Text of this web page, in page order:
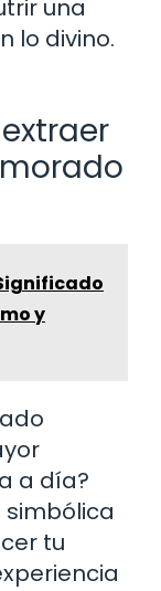
una
lo divino.
y
a día?
tu